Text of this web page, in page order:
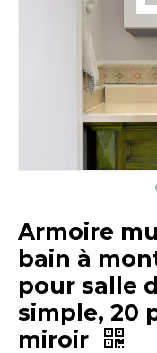
Armoire
bain à
pour salle
simple, 20
miroir